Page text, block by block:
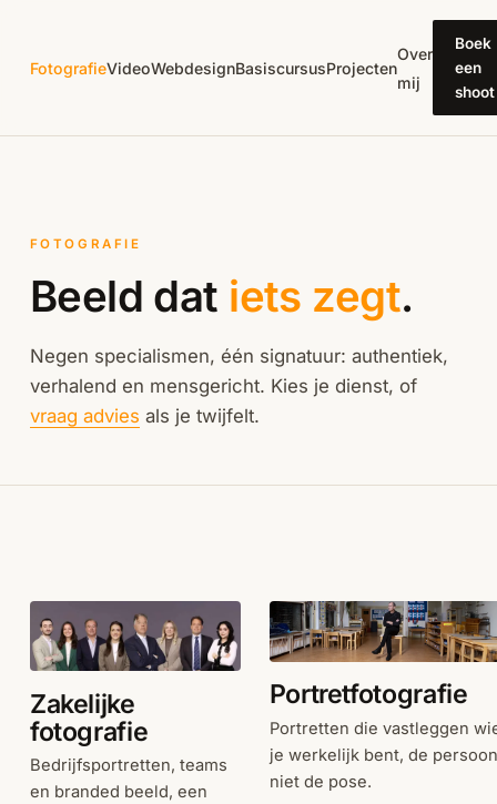
FotografieVideoWebdesignBasiscursusProjecten
Over
mij
Boek
een
shoot
FOTOGRAFIE
Beeld dat iets zegt.
Negen specialismen, één signatuur: authentiek,
verhalend en mensgericht. Kies je dienst, of
vraag advies als je twijfelt.
Zakelijke
fotografie
Bedrijfsportretten, teams
en branded beeld, een
Portretfotografie
Portretten die vastleggen
je werkelijk bent, de
niet de pose.